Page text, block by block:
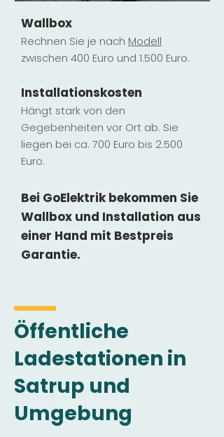
Wallbox
Rechnen Sie je nach Modell
zwischen 400 Euro und 1.500 Euro.
Installationskosten
Hängt stark von den
Gegebenheiten vor Ort ab. Sie
liegen bei ca. 700 Euro bis 2.500
Euro.
Bei GoElektrik bekommen Sie
Wallbox und Installation aus
einer Hand mit Bestpreis
Garantie.
Öffentliche
Ladestationen in
Satrup und
Umgebung